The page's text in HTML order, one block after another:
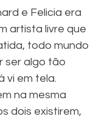
e Felicia era
artista livre que
todo mundo
ser algo tão
vi em tela.
na mesma
dois existirem,